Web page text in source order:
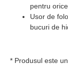
pentru
Usor de
bucuri de
* Produsul este